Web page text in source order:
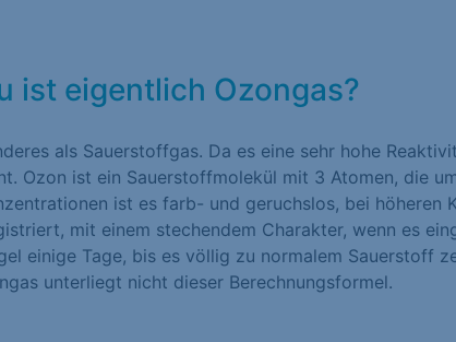
ist eigentlich Ozongas?
als Sauerstoffgas. Da es eine sehr hohe
Ozon ist ein Sauerstoffmolekül mit 3 Atomen, die
ist es farb- und geruchslos, bei höheren
mit einem stechendem Charakter, wenn es
einige Tage, bis es völlig zu normalem Sauerstoff
unterliegt nicht dieser Berechnungsformel.